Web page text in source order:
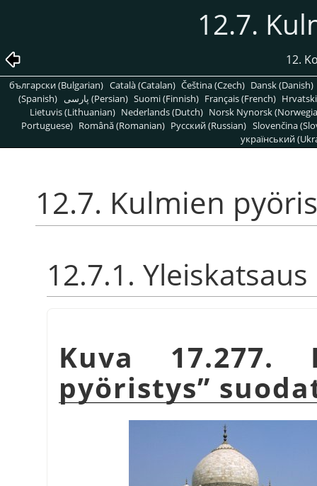
12.7.
12.
български (Bulgarian) Català (Catalan) Čeština (Czech) Dansk (Danish)
(Spanish)
پارسی (Persian) Suomi (Finnish) Français (French)
Lietuvis (Lithuanian) Nederlands (Dutch) Norsk Nynorsk
Portuguese) Română (Romanian) Pусский (Russian) Slovenčina
український
12.7. Kulmien
12.7.1. Yleiskatsaus
Kuva 17.277.
pyöristys”